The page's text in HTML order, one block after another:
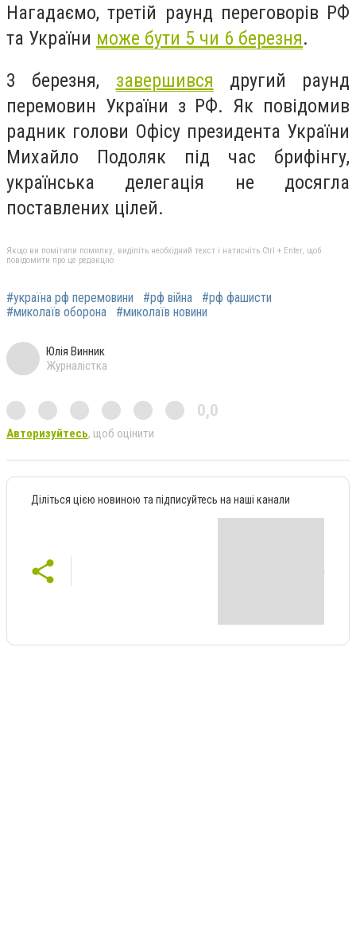
Нагадаємо, третій раунд переговорів РФ
та України може бути 5 чи 6 березня.
3 березня, завершився другий раунд
перемовин України з РФ. Як повідомив
радник голови Офісу президента України
Михайло Подоляк під час брифінгу,
українська делегація не досягла
поставлених цілей.
Якщо ви помітили помилку, виділіть необхідний текст і натисніть Ctrl + Enter, щоб
повідомити про це редакцію
#україна рф перемовини #рф війна
#рф фашисти
#миколаїв оборона
#миколаїв новини
Юлія Винник
Журналістка
0,0
Авторизуйтесь, щоб оцінити
Діліться цією новиною та підписуйтесь на наші канали